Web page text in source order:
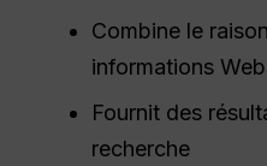
Combine le
informations
Fournit des
recherche